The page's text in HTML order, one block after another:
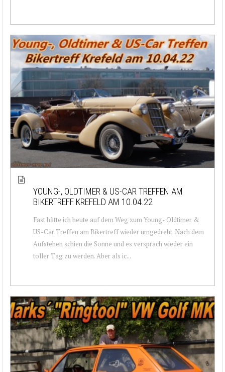
YOUNG-, OLDTIMER & US-CAR TREFFEN AM
BIKERTREFF KREFELD AM 10.04.22
Fast hätte ich heute auf dem Weg zum Young- Oldtimer &
US-Car Treffen am Bikertreff wieder umgedreht. Nach dem
Aufstehen schien die Sonne und es versprach wieder ein
toller Tag zu werden. Aber als ic...